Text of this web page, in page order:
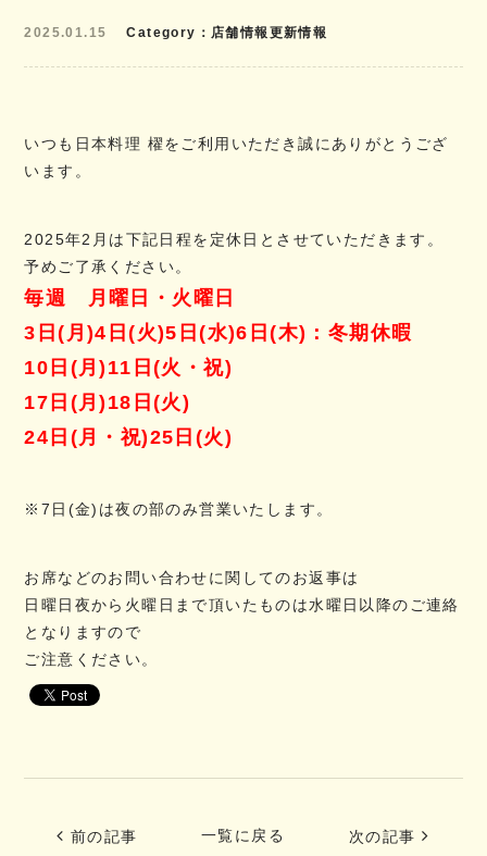
2025.01.15 Category 店舗情報更新情報
いつも日本料理 櫂をご利用いただき誠にありがとうござ
います。
2025年2月は下記日程を定休日とさせていただきます。
予めご了承ください。
毎週 月曜日・火曜日
3日(月)4日(火)5日(水)6日(木)：冬期休暇
10日(月)11日(火・祝)
17日(月)18日(火)
24日(月・祝)25日(火)
※7日(金)は夜の部のみ営業いたします。
お席などのお問い合わせに関してのお返事は
日曜日夜から火曜日まで頂いたものは水曜日以降のご連絡
となりますので
ご注意ください。
前の記事 一覧に戻る 次の記事